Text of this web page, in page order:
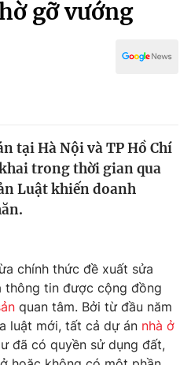
gỡ vướng
tại Hà Nội và TP Hồ Chí
trong thời gian qua
Luật khiến doanh
chính thức đề xuất sửa
tin được cộng đồng
quan tâm. Bởi từ đầu năm
luật mới, tất cả dự án nhà ở
đã có quyền sử dụng đất,